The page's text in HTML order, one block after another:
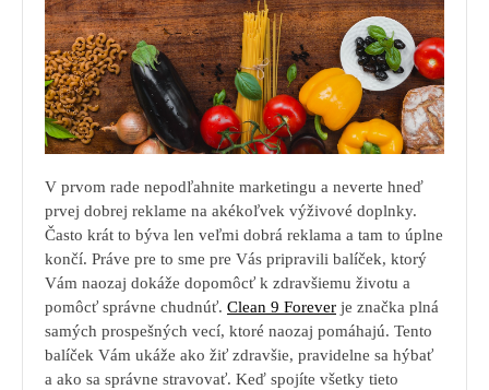
V prvom rade nepodľahnite marketingu a neverte hneď
prvej dobrej reklame na akékoľvek výživové doplnky.
Často krát to býva len veľmi dobrá reklama a tam to úplne
končí. Práve pre to sme pre Vás pripravili balíček, ktorý
Vám naozaj dokáže dopomôcť k zdravšiemu životu a
pomôcť správne chudnúť. Clean 9 Forever je značka plná
samých prospešných vecí, ktoré naozaj pomáhajú. Tento
balíček Vám ukáže ako žiť zdravšie, pravidelne sa hýbať
a ako sa správne stravovať. Keď spojíte všetky tieto